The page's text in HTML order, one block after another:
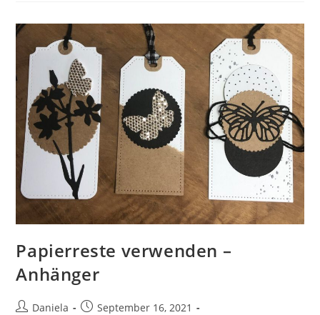
Papierreste verwenden –
Anhänger
Daniela
September 16, 2021